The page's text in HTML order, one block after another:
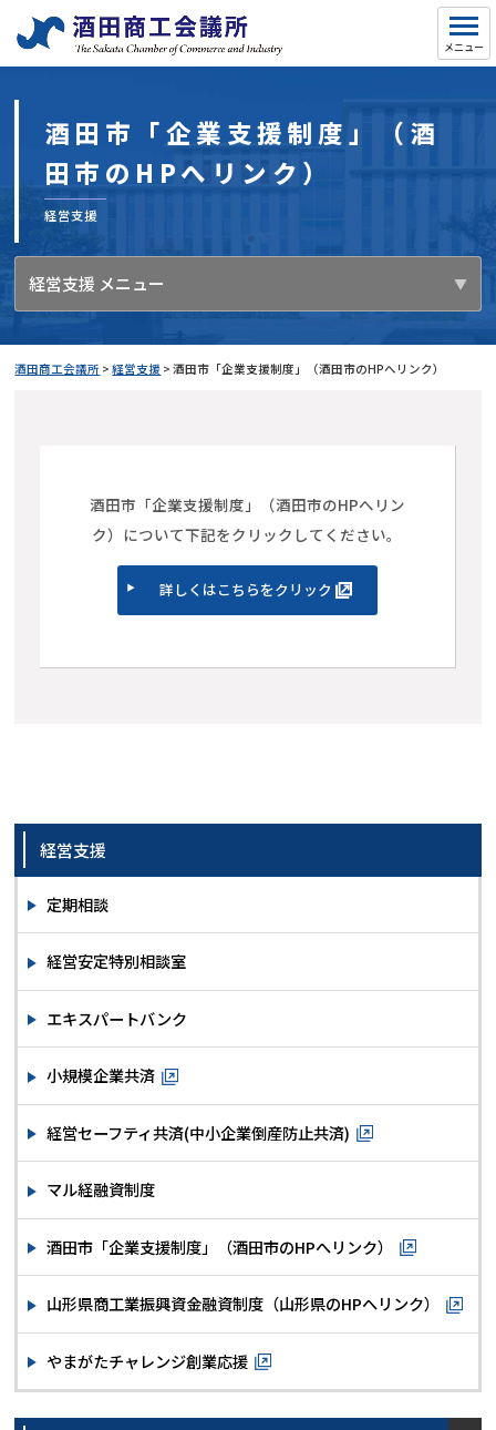
酒田市「企業支援制度」（酒
田市のHPへリンク）
経営支援
経営支援 メニュー
酒田商工会議所 >経営支援 >酒田市「企業支援制度」（酒田市のHPへリンク）
酒田市「企業支援制度」（酒田市のHPへリン
ク）について下記をクリックしてください。
詳しくはこちらをクリック
経営支援
定期相談
経営安定特別相談室
エキスパートバンク
小規模企業共済
経営セーフティ共済(中小企業倒産防止共済)
マル経融資制度
酒田市「企業支援制度」（酒田市のHPへリンク）
山形県商工業振興資金融資制度（山形県のHPへリンク）
やまがたチャレンジ創業応援